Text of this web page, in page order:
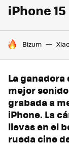
iPhone 15
HOY SE HABLA
Bizum
La ganadora
mejor
grabada a
iPhone. La
llevas en el
rueda cine